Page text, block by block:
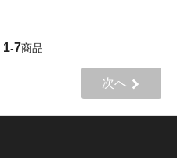
1-7商品
次へ